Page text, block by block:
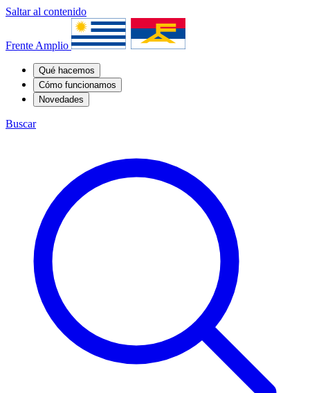
Saltar al contenido
Frente Amplio
Qué hacemos
Cómo funcionamos
Novedades
Buscar